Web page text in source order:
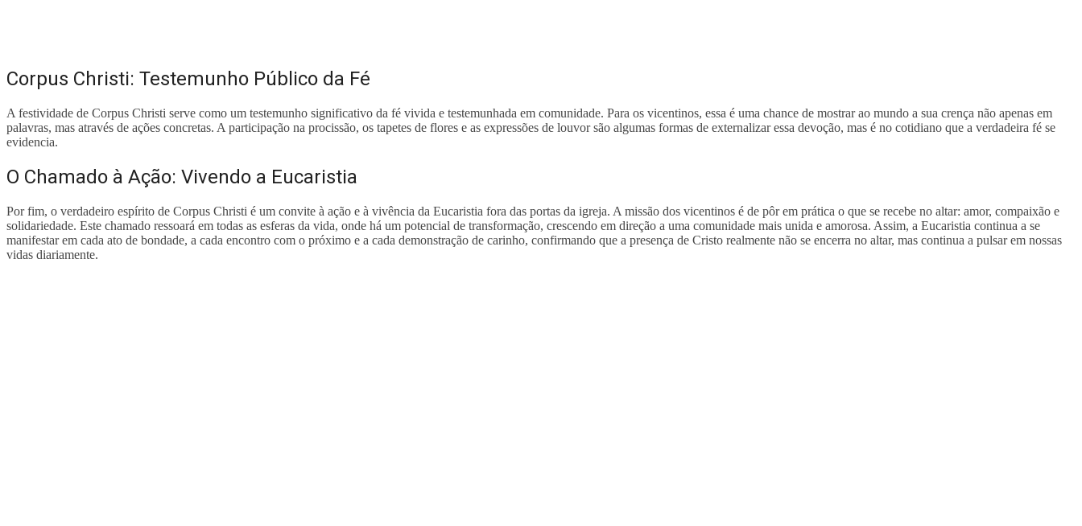
Corpus Christi: Testemunho Público da Fé
A festividade de Corpus Christi serve como um testemunho significativo da fé vivida e testemunhada em comunidade. Para os vicentinos, essa é uma chance de mostrar ao mundo a sua crença não apenas em
palavras, mas através de ações concretas. A participação na procissão, os tapetes de flores e as expressões de louvor são algumas formas de externalizar essa devoção, mas é no cotidiano que a verdadeira fé se
evidencia.
O Chamado à Ação: Vivendo a Eucaristia
Por fim, o verdadeiro espírito de Corpus Christi é um convite à ação e à vivência da Eucaristia fora das portas da igreja. A missão dos vicentinos é de pôr em prática o que se recebe no altar: amor, compaixão e
solidariedade. Este chamado ressoará em todas as esferas da vida, onde há um potencial de transformação, crescendo em direção a uma comunidade mais unida e amorosa. Assim, a Eucaristia continua a se
manifestar em cada ato de bondade, a cada encontro com o próximo e a cada demonstração de carinho, confirmando que a presença de Cristo realmente não se encerra no altar, mas continua a pulsar em nossas
vidas diariamente.